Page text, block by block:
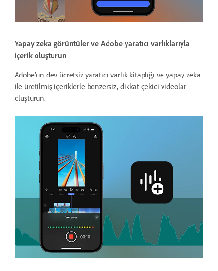
Yapay zeka görüntüler ve Adobe yaratıcı varlıklarıyla
içerik oluşturun
Adobe’un dev ücretsiz yaratıcı varlık kitaplığı ve yapay zeka
ile üretilmiş içeriklerle benzersiz, dikkat çekici videolar
oluşturun.